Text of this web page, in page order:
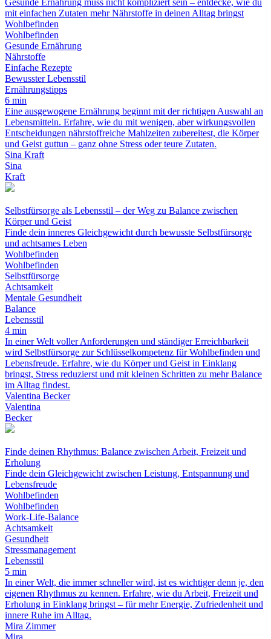
Gesunde Ernährung muss nicht kompliziert sein – entdecke, wie du
mit einfachen Zutaten mehr Nährstoffe in deinen Alltag bringst
Wohlbefinden
Wohlbefinden
Gesunde Ernährung
Nährstoffe
Einfache Rezepte
Bewusster Lebensstil
Ernährungstipps
6 min
Eine ausgewogene Ernährung beginnt mit der richtigen Auswahl an
Lebensmitteln. Erfahre, wie du mit wenigen, aber wirkungsvollen
Entscheidungen nährstoffreiche Mahlzeiten zubereitest, die Körper
und Geist guttun – ganz ohne Stress oder teure Zutaten.
Sina Kraft
Sina
Kraft
Selbstfürsorge als Lebensstil – der Weg zu Balance zwischen
Körper und Geist
Finde dein inneres Gleichgewicht durch bewusste Selbstfürsorge
und achtsames Leben
Wohlbefinden
Wohlbefinden
Selbstfürsorge
Achtsamkeit
Mentale Gesundheit
Balance
Lebensstil
4 min
In einer Welt voller Anforderungen und ständiger Erreichbarkeit
wird Selbstfürsorge zur Schlüsselkompetenz für Wohlbefinden und
Lebensfreude. Erfahre, wie du Körper und Geist in Einklang
bringst, Stress reduzierst und mit kleinen Schritten zu mehr Balance
im Alltag findest.
Valentina Becker
Valentina
Becker
Finde deinen Rhythmus: Balance zwischen Arbeit, Freizeit und
Erholung
Finde dein Gleichgewicht zwischen Leistung, Entspannung und
Lebensfreude
Wohlbefinden
Wohlbefinden
Work-Life-Balance
Achtsamkeit
Gesundheit
Stressmanagement
Lebensstil
5 min
In einer Welt, die immer schneller wird, ist es wichtiger denn je, den
eigenen Rhythmus zu kennen. Erfahre, wie du Arbeit, Freizeit und
Erholung in Einklang bringst – für mehr Energie, Zufriedenheit und
innere Ruhe im Alltag.
Mira Zimmer